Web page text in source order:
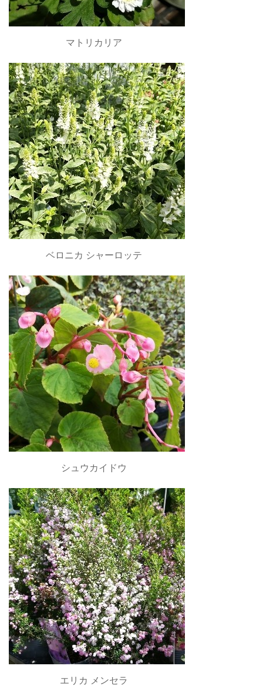
マトリカリア
ベロニカ シャーロッテ
シュウカイドウ
エリカ メンセラ